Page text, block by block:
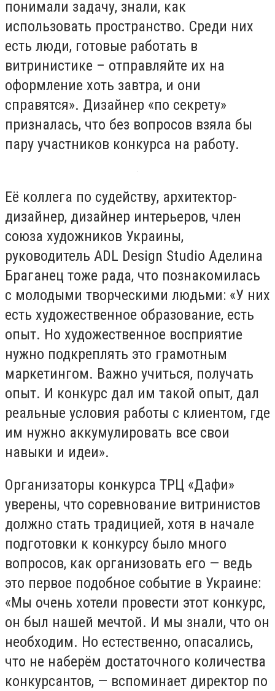
понимали задачу, знали, как
использовать пространство. Среди них
есть люди, готовые работать в
витринистике – отправляйте их на
оформление хоть завтра, и они
справятся». Дизайнер «по секрету»
призналась, что без вопросов взяла бы
пару участников конкурса на работу.
Её коллега по судейству, архитектор-
дизайнер, дизайнер интерьеров, член
союза художников Украины,
руководитель ADL Design Studio Аделина
Браганец тоже рада, что познакомилась
с молодыми творческими людьми: «У них
есть художественное образование, есть
опыт. Но художественное восприятие
нужно подкреплять это грамотным
маркетингом. Важно учиться, получать
опыт. И конкурс дал им такой опыт, дал
реальные условия работы с клиентом, где
им нужно аккумулировать все свои
навыки и идеи».
Организаторы конкурса ТРЦ «Дафи»
уверены, что соревнование витринистов
должно стать традицией, хотя в начале
подготовки к конкурсу было много
вопросов, как организовать его — ведь
это первое подобное событие в Украине:
«Мы очень хотели провести этот конкурс,
он был нашей мечтой. И мы знали, что он
необходим. Но естественно, опасались,
что не наберём достаточного количества
конкурсантов, — вспоминает директор по